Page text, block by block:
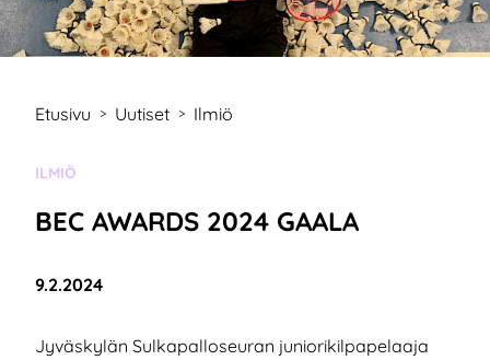
Etusivu > Uutiset > Ilmiö
KATEGORIA:
ILMIÖ
BEC AWARDS 2024 GAALA
Julkaistu:
9.2.2024
Jyväskylän Sulkapalloseuran juniorikilpapelaaja